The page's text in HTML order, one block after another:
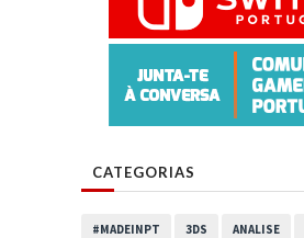
CATEGORIAS
#MADEINPT 3DS ANALISE